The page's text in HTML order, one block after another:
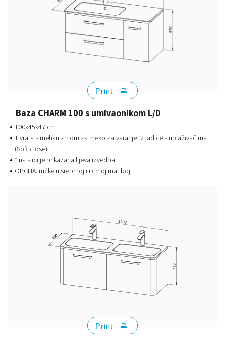
Baza CHARM 100 s umivaonikom L/D
100x45x47 cm
1 vrata s mehanizmom za meko zatvaranje, 2 ladice s ublaživačima
(Soft close)
* na slici je prikazana lijeva izvedba
OPCIJA: ručke u srebrnoj ili crnoj mat boji
Print
Print